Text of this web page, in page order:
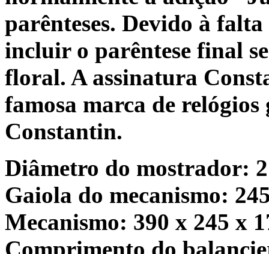
parênteses. Devido à falta
incluir o parêntese final
floral. A assinatura
famosa marca de
Constantin.
Diâmetro do mostrador:
Gaiola do mecanismo:
Mecanismo: 390 x 245 x
Comprimento do